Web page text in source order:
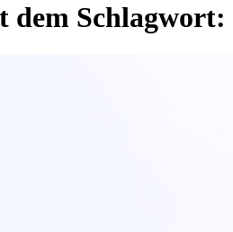
Schlagwort: